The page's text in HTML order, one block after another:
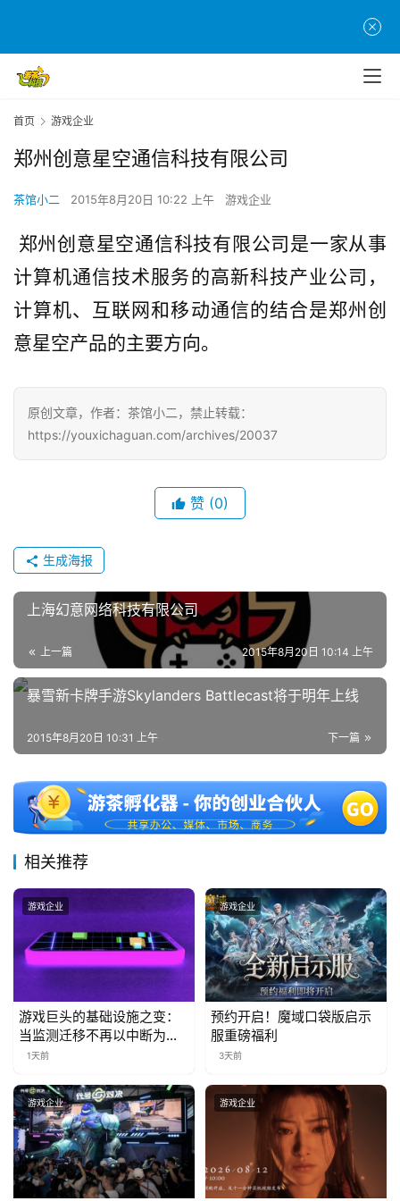
页
茶
原
创
戏
界
手
机
休
2
0
第
十
三
茶
奖
7
月
3
日
游
茶
对
首页 游戏企业
郑州创意星空通信科技有限公司
茶馆小二 2015年8月20日 10:22 上午 游戏企业
郑州创意星空通信科技有限公司是一家从事
计算机通信技术服务的高新科技产业公司，
计算机、互联网和移动通信的结合是郑州创
意星空产品的主要方向。
原创文章，作者：茶馆小二，禁止转载：
https://youxichaguan.com/archives/20037
赞 (0)
生成海报
上海幻意网络科技有限公司
上一篇 2015年8月20日 10:14 上午
暴雪新卡牌手游Skylanders Battlecast将于明年上线
下一篇
2015年8月20日 10:31 上午
相关推荐
游戏企业
游戏巨头的基础设施之变：
当监测迁移不再以中断为代
价
1天前
游戏企业
预约开启！魔域口袋版启示
服重磅福利
3天前
游戏企业 游戏企业